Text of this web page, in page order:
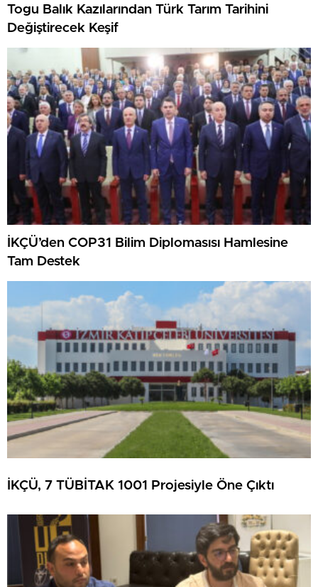
Togu Balık Kazılarından Türk Tarım Tarihini
Değiştirecek Keşif
İKÇÜ’den COP31 Bilim Diplomasısı Hamlesine
Tam Destek
İKÇÜ, 7 TÜBİTAK 1001 Projesiyle Öne Çıktı